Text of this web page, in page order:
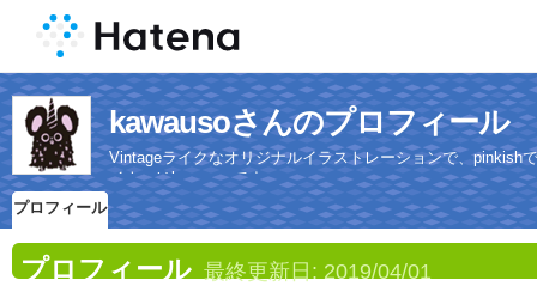
kawausoさんのプロフィール
Vintageライクなオリジナルイラストレーションで、pinkish
イナーはkawausoです。
プロフィール
プロフィール 最終更新日: 2019/04/01